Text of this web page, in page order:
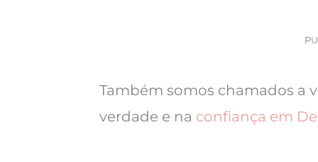
Também somos chamados a
verdade e na confiança em